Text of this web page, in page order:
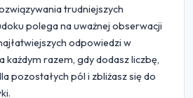
trudniejszych
polega na uważnej obserwacji
odpowiedzi w
każdym razem, gdy dodasz liczbę,
pozostałych pól i zbliżasz się do